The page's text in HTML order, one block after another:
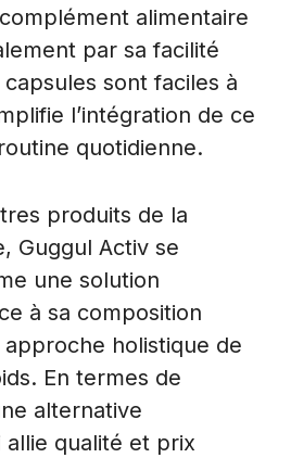
alimentaire
par sa facilité
capsules sont faciles à
l’intégration de ce
quotidienne.
produits de la
Guggul Activ se
une solution
à sa composition
holistique de
En termes de
alternative
allie qualité et prix